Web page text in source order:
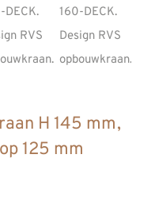
REVIEWS
INFO
CONTACT
H 145 mm,
125 mm